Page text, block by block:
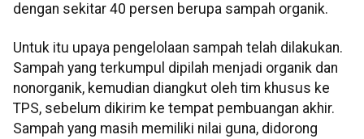
dengan sekitar 40 persen berupa sampah organik.
Untuk itu upaya pengelolaan sampah telah dilakukan.
Sampah yang terkumpul dipilah menjadi organik dan
nonorganik, kemudian diangkut oleh tim khusus ke
TPS, sebelum dikirim ke tempat pembuangan akhir.
Sampah yang masih memiliki nilai guna, didorong